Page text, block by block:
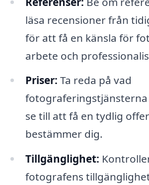
läsa recensioner från
för att få en känsla för
arbete och
Priser: Ta reda på vad
fotograferingstjänsterna
se till att få en tydlig
bestämmer dig.
Tillgänglighet:
fotografens